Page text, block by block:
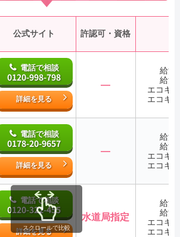
公式サイト 許認可・資格
電話で相談
0120-998-798
詳細を見る
―
給湯
給湯
エコキ
エコキ
電話で相談
0178-20-9657
詳細を見る
―
給湯
給湯
エコキ
エコキ
電話で相談
0120-322-455
詳細を見る
水道局指定
給湯
給湯
エコキ
エコキ
スクロールで比較